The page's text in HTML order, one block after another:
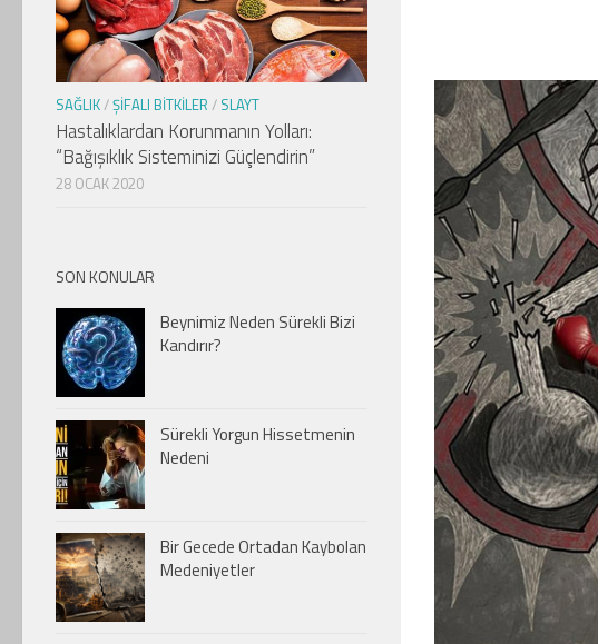
SAĞLIK/ŞIFALI BITKILER / SLAYT
Hastalıklardan Korunmanın Yolları:
“Bağışıklık Sisteminizi Güçlendirin”
28 OCAK 2020
SON KONULAR
Beynimiz Neden Sürekli Bizi
Kandırır?
Sürekli Yorgun Hissetmenin
Nedeni
Bir Gecede Ortadan Kaybolan
Medeniyetler